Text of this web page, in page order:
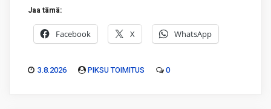
Jaa tämä:
Facebook X WhatsApp
3.8.2026 PIKSU TOIMITUS 0